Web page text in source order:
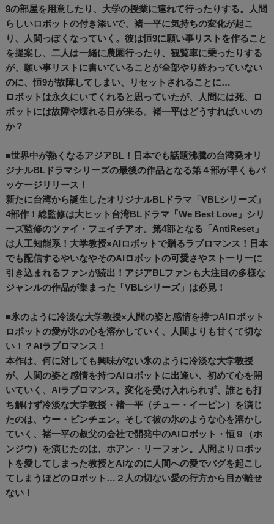
9の部屋を用意したり、大学の授業に連れて行ったりする。人間
らしいロボットの付き添いで、褚一平に気持ちの変化が起こ
り、人間っぽくなっていく。彼は恒9に願い事リストを作ること
を提案し、二人は一緒に農園行ったり、観覧車に乗ったりする
が、願い事リストに書いていることが全部やり終わっていない
のに、恒9が故障してしまい、リセットされることに…
ロボットは永久にいてくれると思っていたが、人間には死、ロ
ボットには故障や壊れる日が来る。褚一平はどうすればいいの
か？
■世界中が熱くなるアジアBL！日本でも話題沸騰の台湾発オリ
ジナルBLドラマシリーズの最後の作品となる第４部が早くもパ
ッケージリリース！
新たに台湾から誕生したオリジナルBLドラマ「VBLシリーズ」
4部作！総監修は大ヒット台湾BLドラマ「We Best Love」シリ
ーズ監修のツァイ・フェイチアオ。第4部となる「AntiReset」
は人工知能系！大学教授×AIロボットで贈るラブロマンス！日本
でも配信するやいなやそのAIロボットの可愛さやストーリーに
引き込まれるファンが続出！アジアBLファンも大注目の多様な
ジャンルの作品が集まった「VBLシリーズ」は必見！
■氷のように冷淡な大学教授×人間の姿と感情を持つAIロボット
ロボットの愛が氷の心を溶かしていく、人間よりも甘くて切な
い！？AIラブロマンス！
本作は、何に対しても興味がない氷のように冷淡な大学教授
が、人間の姿と感情を持つAIロボットに出逢い、初めて心を開
いていく、AIラブロマンス。変化を受け入れられず、誰とも打
ち解けず冷淡な大学教授・褚一平（チュー・イーピン）を演じ
たのは、ウー・ピンチェン。そして彼の氷のような心を溶かし
ていく、褚一平の叔父の会社で開発中のAIロボット・恒９（ホ
ンジウ）を演じたのは、ホアン・リーフォン。人間よりロボッ
トを愛してしまった教授とAIなのに人間への愛でバグを起こし
てしまうほどのロボット…２人の切ない愛の行方から目が離せ
ない！